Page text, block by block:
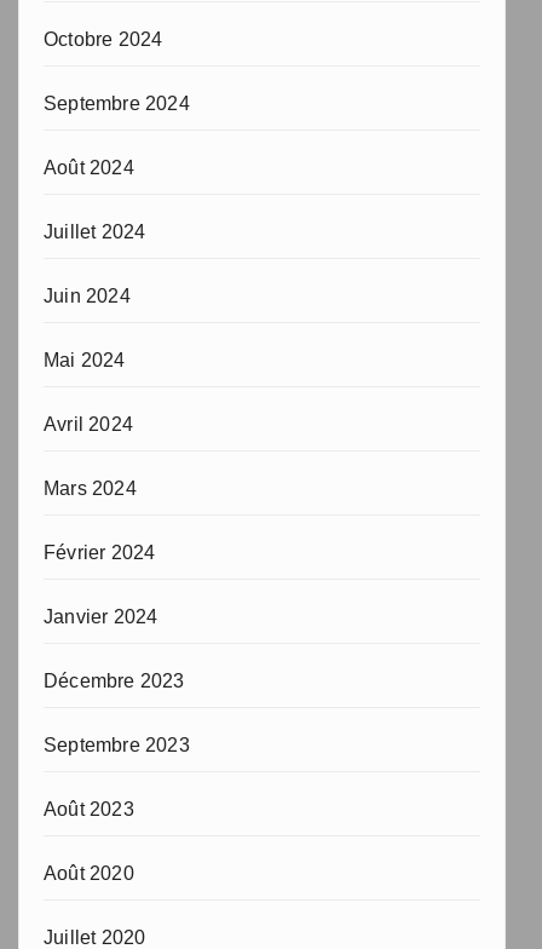
Octobre 2024
Septembre 2024
Août 2024
Juillet 2024
Juin 2024
Mai 2024
Avril 2024
Mars 2024
Février 2024
Janvier 2024
Décembre 2023
Septembre 2023
Août 2023
Août 2020
Juillet 2020